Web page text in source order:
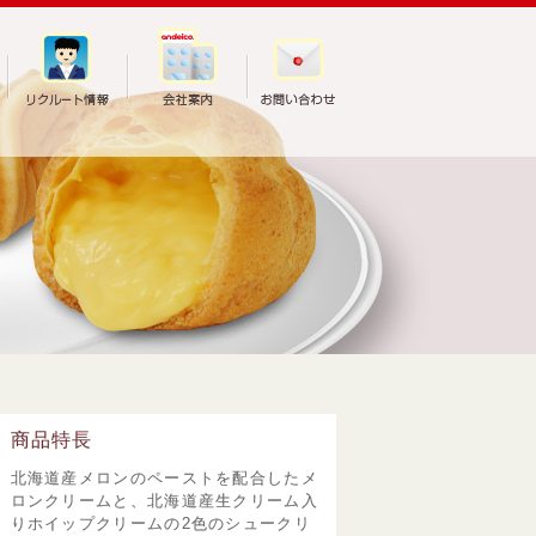
商品特長
北海道産メロンのペーストを配合したメ
ロンクリームと、北海道産生クリーム入
りホイップクリームの2色のシュークリ